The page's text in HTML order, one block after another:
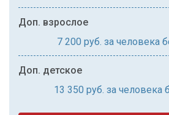
Доп. взрослое
7 200 руб. за человека
Доп. детское
13 350 руб. за человека